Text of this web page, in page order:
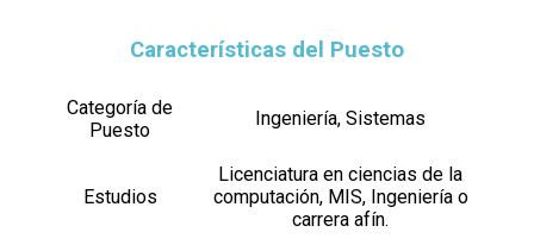
Características del Puesto
Categoría de
Puesto
Ingeniería, Sistemas
Estudios
Licenciatura en ciencias de la
computación, MIS, Ingeniería o
carrera afín.